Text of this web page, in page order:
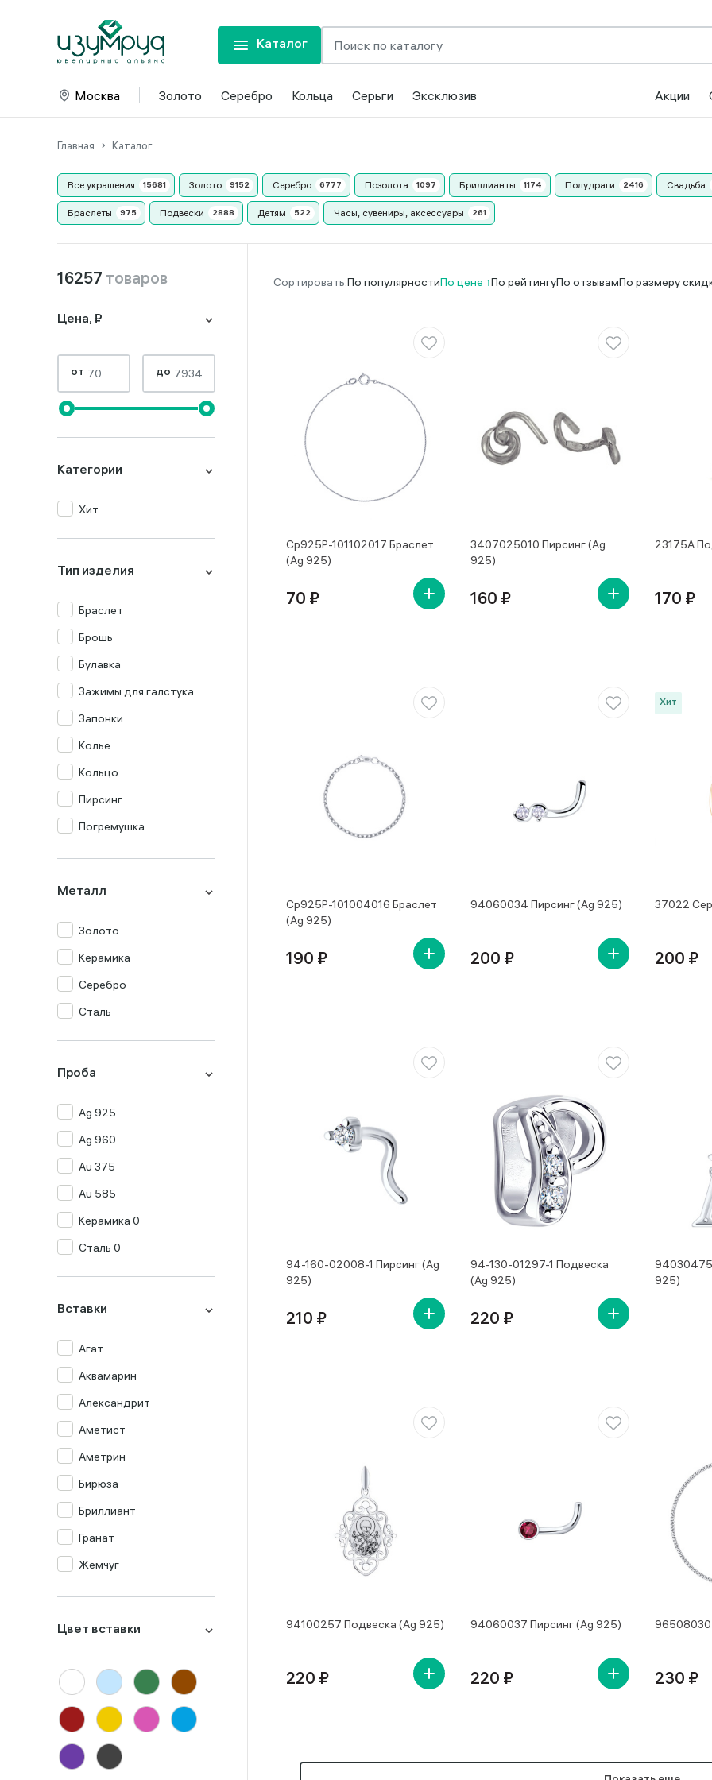
Каталог
Москва Золото Серебро Кольца Серьги Эксклюзив Акции
Главная Каталог
Все украшения Золото Серебро Позолота Бриллианты Полудраги Свадьба
Браслеты Подвески Детям Часы, сувениры, аксессуары
16257 товаров
Цена, ₽
от до
Категории
Хит
Тип изделия
Браслет
Брошь
Булавка
Зажимы для галстука
Запонки
Колье
Кольцо
Пирсинг
Погремушка
Сувенир
Цепь
Часы
Шнур
Металл
Золото
Керамика
Серебро
Сталь
Проба
Ag 925
Ag 960
Au 375
Au 585
Керамика 0
Сталь 0
Вставки
Агат
Аквамарин
Александрит
Аметист
Аметрин
Бирюза
Бриллиант
Гранат
Жемчуг
Коралл
Корунд
Лондон-топаз
Малахит
Цвет вставки
По популярностиПо цене По рейтингуПо отзывамПо размеру
Ср925Р-101102017 Браслет
(Ag 925)
70 ₽
3407025010 Пирсинг (Ag
925)
160 ₽
23175А
170 ₽
Ср925Р-101004016 Браслет
(Ag 925)
190 ₽
94060034 Пирсинг (Ag 925)
200 ₽
Хит
37022
200 ₽
94-160-02008-1 Пирсинг (Ag
925)
210 ₽
94-130-01297-1 Подвеска
(Ag 925)
220 ₽
94030475
925)
94100257 Подвеска (Ag 925)
220 ₽
94060037 Пирсинг (Ag 925)
220 ₽ 230 ₽